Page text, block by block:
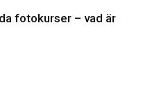
fotokurser – vad är